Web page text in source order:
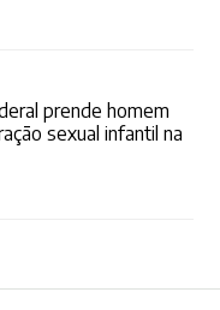
prende homem
sexual infantil na